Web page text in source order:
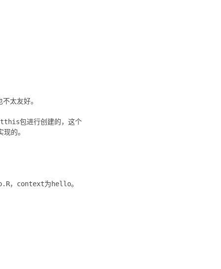
太友好。
包进行创建的，这个
的。
，context为hello。